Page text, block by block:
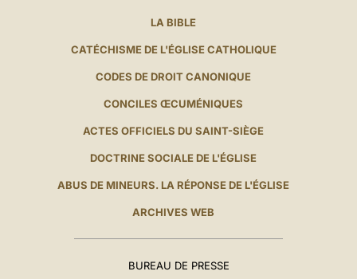
LA BIBLE
CATÉCHISME DE L'ÉGLISE CATHOLIQUE
CODES DE DROIT CANONIQUE
CONCILES ŒCUMÉNIQUES
ACTES OFFICIELS DU SAINT-SIÈGE
DOCTRINE SOCIALE DE L'ÉGLISE
ABUS DE MINEURS. LA RÉPONSE DE L'ÉGLISE
ARCHIVES WEB
BUREAU DE PRESSE